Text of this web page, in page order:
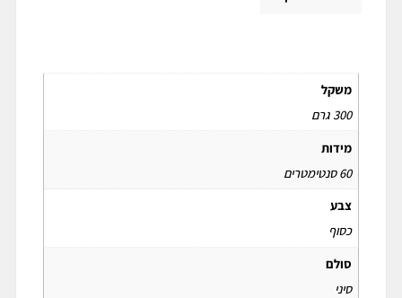
משקל
300 גרם
מידות
60 סנטימטרים
צבע
כסוף
סולם
סיני